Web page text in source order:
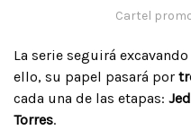
Cartel
La serie seguirá excavando
ello, su papel pasará por
cada una de las etapas:
Torres.